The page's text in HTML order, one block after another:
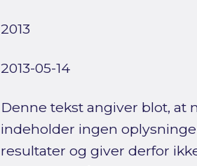
2013
2013-05-14
Denne tekst angiver blot, at
indeholder ingen
resultater og giver derfor